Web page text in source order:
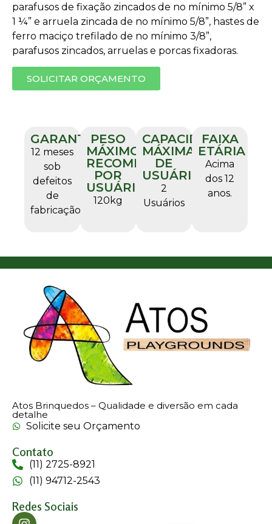
parafusos de fixação zincados de no mínimo 5/8” x
1 ¼” e arruela zincada de no mínimo 5/8”, hastes de
ferro maciço trefilado de no mínimo 3/8”,
parafusos zincados, arruelas e porcas fixadoras.
SOLICITAR ORÇAMENTO
GARANTIA
12 meses
sob
defeitos
de
fabricação.
PESO
MÁXIMO
RECOMENDADO
POR
USUÁRIO
120kg
CAPACIDADE
MÁXIMA
DE
USUÁRIO
2
Usuários
FAIXA
ETÁRIA
Acima
dos 12
anos.
Atos Brinquedos – Qualidade e diversão em cada
detalhe
Solicite seu Orçamento
Contato
(11) 2725-8921
(11) 94712-2543
Redes Sociais